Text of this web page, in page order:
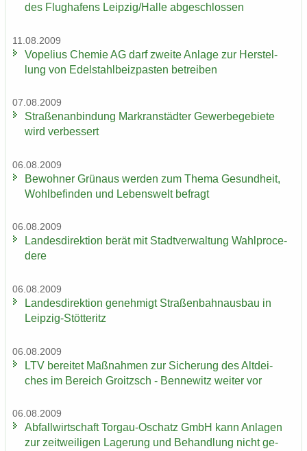
des Flug­ha­fens Leip­zig/Halle ab­ge­schlos­sen
11.08.2009
Vo­pe­li­us Che­mie AG darf zwei­te An­la­ge zur Her­stel­
lung von Edel­stahl­beiz­pas­ten be­trei­ben
07.08.2009
Stra­ßen­an­bin­dung Markran­städ­ter Ge­wer­be­ge­bie­te
wird ver­bes­sert
06.08.2009
Be­woh­ner Grün­aus wer­den zum Thema Ge­sund­heit,
Wohl­be­fin­den und Le­bens­welt be­fragt
06.08.2009
Lan­des­di­rek­ti­on berät mit Stadt­ver­wal­tung Wahlpro­ce­
de­re
06.08.2009
Lan­des­di­rek­ti­on ge­neh­migt Stra­ßen­bahn­aus­bau in
Leipzig-​Stötteritz
06.08.2009
LTV be­rei­tet Maß­nah­men zur Si­che­rung des Alt­dei­
ches im Be­reich Groitzsch - Ben­ne­witz wei­ter vor
06.08.2009
Ab­fall­wirt­schaft Torgau-​Oschatz GmbH kann An­la­gen
zur zeit­wei­li­gen La­ge­rung und Be­hand­lung nicht ge­